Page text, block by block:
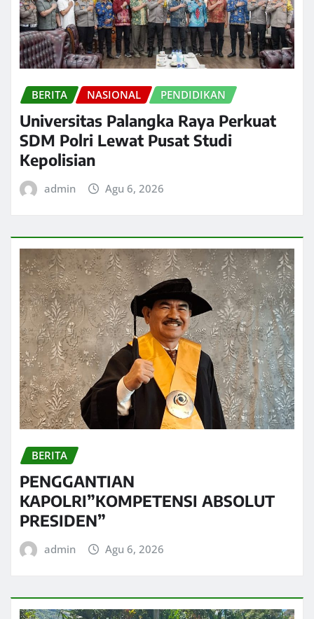
BERITA NASIONAL PENDIDIKAN
Universitas Palangka Raya Perkuat
SDM Polri Lewat Pusat Studi
Kepolisian
admin Agu 6, 2026
BERITA
PENGGANTIAN
KAPOLRI”KOMPETENSI ABSOLUT
PRESIDEN”
admin Agu 6, 2026